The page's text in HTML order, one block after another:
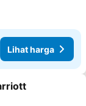
Lihat harga
favorit